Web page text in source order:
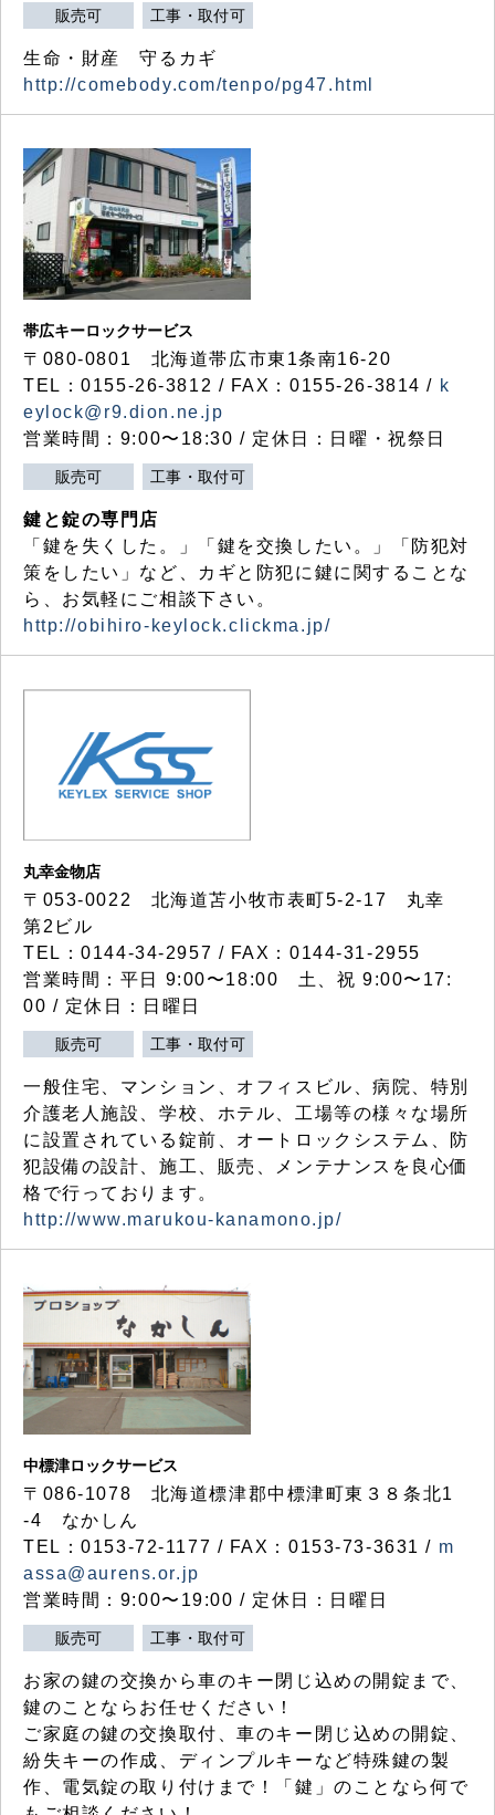
販売可 工事・取付可
生命・財産 守るカギ
http://comebody.com/tenpo/pg47.html
帯広キーロックサービス
〒080-0801 北海道帯広市東1条南16-20
TEL：0155-26-3812 / FAX：0155-26-3814 / k
eylock@r9.dion.ne.jp
営業時間：9:00〜18:30 / 定休日：日曜・祝祭日
販売可 工事・取付可
鍵と錠の専門店
「鍵を失くした。」「鍵を交換したい。」「防犯対
策をしたい」など、カギと防犯に鍵に関することな
ら、お気軽にご相談下さい。
http://obihiro-keylock.clickma.jp/
丸幸金物店
〒053-0022 北海道苫小牧市表町5-2-17 丸幸
第2ビル
TEL：0144-34-2957 / FAX：0144-31-2955
営業時間：平日 9:00〜18:00 土、祝 9:00〜17:
00 / 定休日：日曜日
販売可 工事・取付可
一般住宅、マンション、オフィスビル、病院、特別
介護老人施設、学校、ホテル、工場等の様々な場所
に設置されている錠前、オートロックシステム、防
犯設備の設計、施工、販売、メンテナンスを良心価
格で行っております。
http://www.marukou-kanamono.jp/
中標津ロックサービス
〒086-1078 北海道標津郡中標津町東３８条北1
-4 なかしん
TEL：0153-72-1177 / FAX：0153-73-3631 / m
assa@aurens.or.jp
営業時間：9:00〜19:00 / 定休日：日曜日
販売可 工事・取付可
お家の鍵の交換から車のキー閉じ込めの開錠まで、
鍵のことならお任せください！
ご家庭の鍵の交換取付、車のキー閉じ込めの開錠、
紛失キーの作成、ディンプルキーなど特殊鍵の製
作、電気錠の取り付けまで！「鍵」のことなら何で